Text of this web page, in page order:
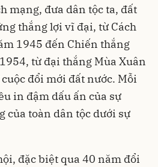
mạng, đưa dân tộc ta, đất
thắng lợi vĩ đại, từ Cách
1945 đến Chiến thắng
từ đại thắng Mùa Xuân
đổi mới đất nước. Mỗi
in đậm dấu ấn của sự
của toàn dân tộc dưới sự
đặc biệt qua 40 năm đổi